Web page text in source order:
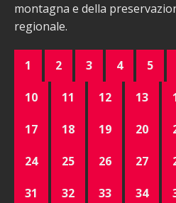
montagna e della
regionale.
1 2 3 4 5
10 11 12 13
17 18 19 20
24 25 26 27
31 32 33 34